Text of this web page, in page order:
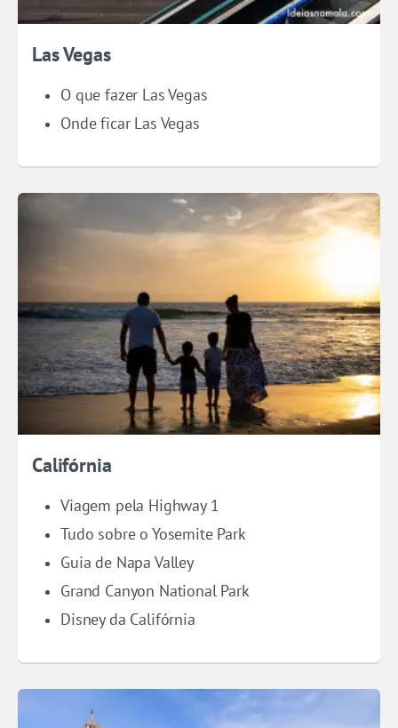
Las Vegas
O que fazer Las Vegas
Onde ficar Las Vegas
Califórnia
Viagem pela Highway 1
Tudo sobre o Yosemite Park
Guia de Napa Valley
Grand Canyon National Park
Disney da Califórnia